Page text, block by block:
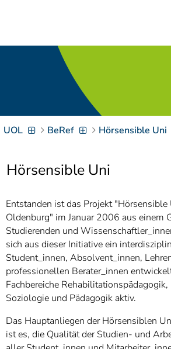
Zur Suche springen
[Access-Key 4]
Zur Hauptnavigation
Zur
springen[ Access-
]
Zur
springen
Access-Key
]
Informationen zur
Barrierefreiheit
UOL BeRef Hörsensible Uni
Hörsensible Uni
Entstanden ist das Projekt
Oldenburg" im Januar 2006 aus einem
Studierenden und
sich aus dieser Initiative ein
Student_innen, Absolvent_innen,
professionellen Berater_innen
Fachbereiche
Soziologie und Pädagogik aktiv.
Das Hauptanliegen der Hörsensiblen
ist es, die Qualität der Studien- und